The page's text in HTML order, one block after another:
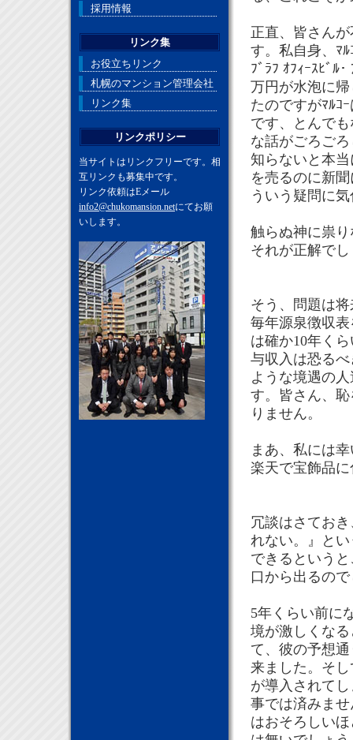
正直、皆さん
す。私自身、ﾏﾙ
ﾌﾞﾗﾌ ｵﾌｨｰｽﾋﾞﾙ
万円が水泡に
たのですがﾏﾙｺ
です、とんで
な話がごろご
知らないと本
を売るのに新
ういう疑問に
触らぬ神に祟
それが正解で
そう、問題は
毎年源泉徴収
は確か10年く
与収入は恐る
ような境遇の
す。皆さん、
りません。
まあ、私には
楽天で宝飾品
冗談はさてお
れない。』と
できるという
口から出るの
5年くらい前に
境が激しくなる
て、彼の予想
来ました。そ
が導入されて
事では済みま
はおそろしい
採用情報
リンク集
お役立ちリンク
札幌のマンション管理会社
リンク集
リンクポリシー
当サイトはリンクフリーです。相
互リンクも募集中です。
リンク依頼はEメール
info2@chukomansion.netにてお願
いします。